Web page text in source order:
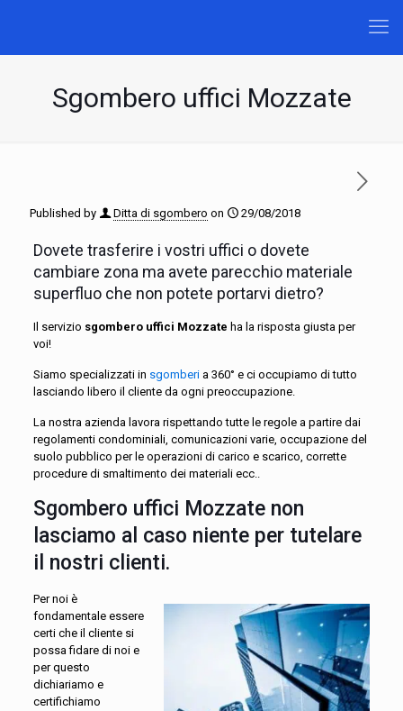
Sgombero uffici Mozzate
Published by Ditta di sgombero on 29/08/2018
Dovete trasferire i vostri uffici o dovete
cambiare zona ma avete parecchio materiale
superfluo che non potete portarvi dietro?
Il servizio sgombero uffici Mozzate ha la risposta giusta per
voi!
Siamo specializzati in sgomberia 360° e ci occupiamo di tutto
lasciando libero il cliente da ogni preoccupazione.
La nostra azienda lavora rispettando tutte le regole a partire dai
regolamenti condominiali, comunicazioni varie, occupazione del
suolo pubblico per le operazioni di carico e scarico, corrette
procedure di smaltimento dei materiali ecc..
Sgombero uffici Mozzate non
lasciamo al caso niente per tutelare
il nostri clienti.
Per noi è
fondamentale essere
certi che il cliente si
possa fidare di noi e
per questo
dichiariamo e
certifichiamo